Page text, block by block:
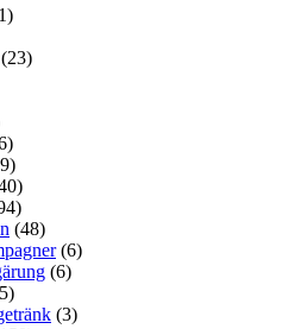
(23)
(48)
(6)
(6)
(3)